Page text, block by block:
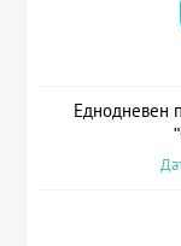
Еднодневен